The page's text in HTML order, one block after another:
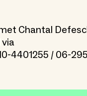
Chantal
4401255 / 06-